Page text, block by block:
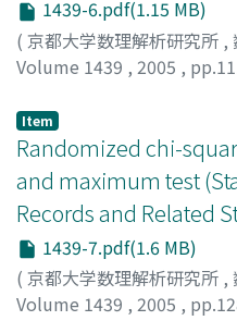
1439-6.pdf(1.15 MB)
( 京都大学数理解析研究所 ,
Volume 1439 , 2005 ,
Item
Randomized chi-
and maximum test
Records and Related
1439-7.pdf(1.6 MB)
( 京都大学数理解析研究所 ,
Volume 1439 , 2005 ,